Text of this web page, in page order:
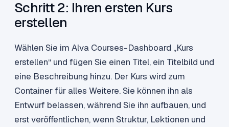
Schritt 2: Ihren ersten Kurs
erstellen
Wählen Sie im Alva Courses-Dashboard „Kurs
erstellen“ und fügen Sie einen Titel, ein Titelbild und
eine Beschreibung hinzu. Der Kurs wird zum
Container für alles Weitere. Sie können ihn als
Entwurf belassen, während Sie ihn aufbauen, und
erst veröffentlichen, wenn Struktur, Lektionen und